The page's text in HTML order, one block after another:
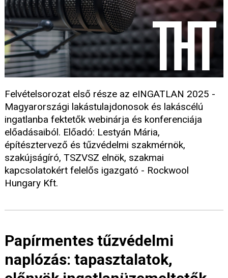
Felvételsorozat első része az eINGATLAN 2025 -
Magyarországi lakástulajdonosok és lakáscélú
ingatlanba fektetők webinárja és konferenciája
előadásaiból. Előadó: Lestyán Mária,
építésztervező és tűzvédelmi szakmérnök,
szakújságíró, TSZVSZ elnök, szakmai
kapcsolatokért felelős igazgató - Rockwool
Hungary Kft.
Papírmentes tűzvédelmi
naplózás: tapasztalatok,